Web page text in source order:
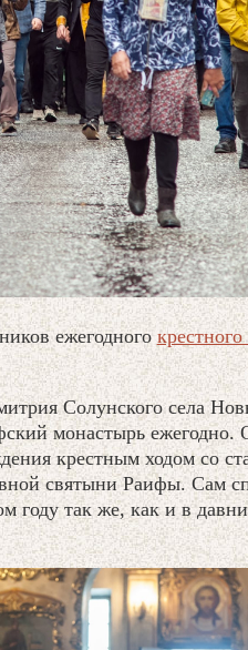
ежегодного
Солунского села
монастырь
крестным ходом со
святыни Раифы. Сам
году так же, как и в